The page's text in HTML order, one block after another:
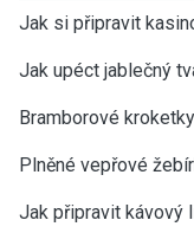
Jak si připravit
Jak upéct jablečný
Bramborové
Plněné vepřové
Jak připravit kávový